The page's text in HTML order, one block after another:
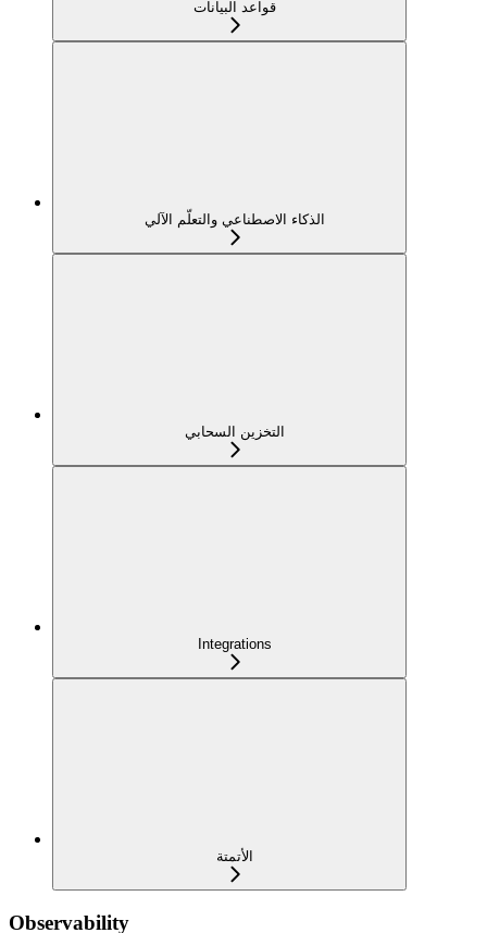
قواعد البيانات
الذكاء الاصطناعي والتعلّم الآلي
التخزين السحابي
Integrations
الأتمتة
Observability